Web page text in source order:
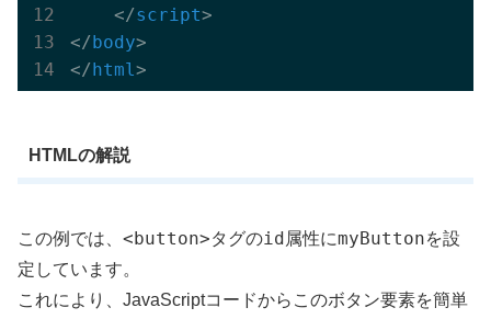
</script>
</ body>
</ html>
HTMLの解説
この例では、 <button>タグのid属性にmyButtonを設
定しています。
これにより、JavaScriptコードからこのボタン要素を簡単